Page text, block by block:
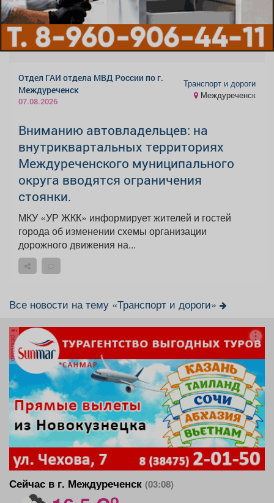
Отдел ГАИ отдела МВД России по г.
Междуреченск
07.08.2026
Транспорт и дороги
Междуреченск
Вниманию автовладельцев: на
внутриквартальных территориях
Междуреченского муниципального
округа вводятся ограничения
стоянки.
МКУ «УР ЖКК» информирует жителей и гостей
города об изменении схемы организации
дорожного движения на...
Все новости на тему «Транспорт и дороги»
реклама
Сейчас в г. Междуреченск (03:08)